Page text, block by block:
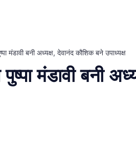
मंडावी बनी अध्यक्ष, देवानंद कौशिक बने उपाध्यक्ष
मंडावी बनी